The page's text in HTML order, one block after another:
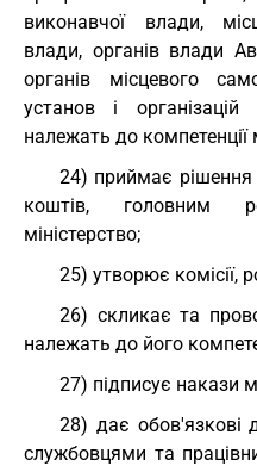
виконавчої влади,
влади, органів влади
органів місцевого
установ і
належать до компетенції
24) приймає
коштів, головним
міністерство;
25) утворює комісії,
26) скликає та
належать до його
27) підписує накази
28) дає обов'язкові
службовцями та